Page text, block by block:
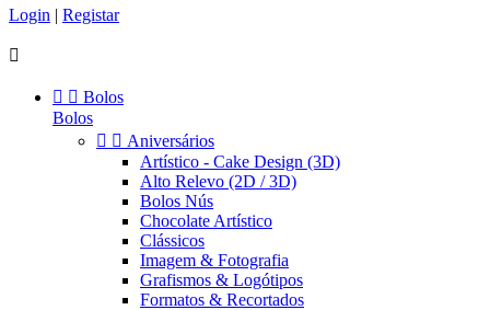
Login | Registar

  Bolos
Bolos
  Aniversários
Artístico - Cake Design (3D)
Alto Relevo (2D / 3D)
Bolos Nús
Chocolate Artístico
Clássicos
Imagem & Fotografia
Grafismos & Logótipos
Formatos & Recortados